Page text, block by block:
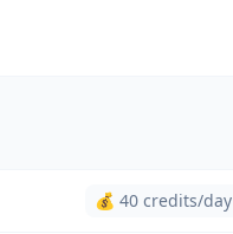
💰 40 credits/day